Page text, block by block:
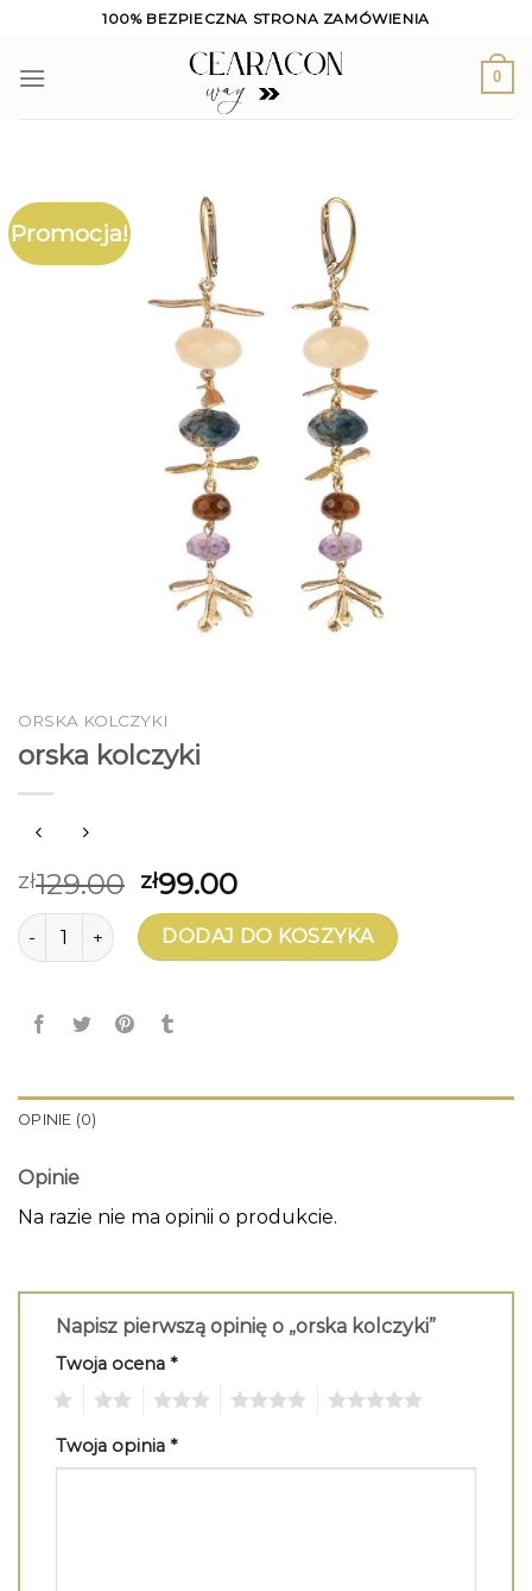
content
100% BEZPIECZNA STRONA ZAMÓWIENIA
0
Promocja!
ORSKA KOLCZYKI
orska kolczyki
zł129.00 zł99.00
ilość orska kolczykiDODAJ DO KOSZYKA
OPINIE (0)
Opinie
Na razie nie ma opinii o produkcie.
Napisz pierwszą opinię o „orska kolczyki”
Twoja ocena *
Twoja opinia *